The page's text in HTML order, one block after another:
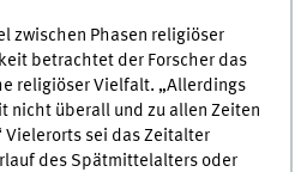
zwischen Phasen religiöser
betrachtet der Forscher das
religiöser Vielfalt. „Allerdings
nicht überall und zu allen Zeiten
sei das Zeitalter
des Spätmittelalters oder